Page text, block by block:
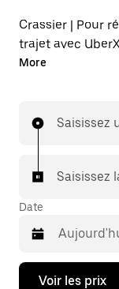
Crassier | Pour
trajet avec
mettions en
et 7 j/7),
Dans certaines
pouvez le
More
Saisissez
Saisissez
Date
Appuyez
Voir les prix